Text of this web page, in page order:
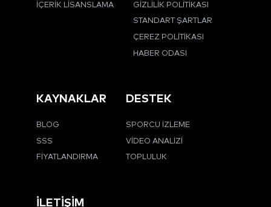
İÇERIK LISANSLAMA GIZLILIK POLITIKASI
STANDART ŞARTLAR
ÇEREZ POLITIKASI
HABER ODASI
KAYNAKLAR
BLOG
SSS
FIYATLANDIRMA
DESTEK
SPORCU İZLEME
VIDEO ANALIZI
TOPLULUK
İLETIŞIM